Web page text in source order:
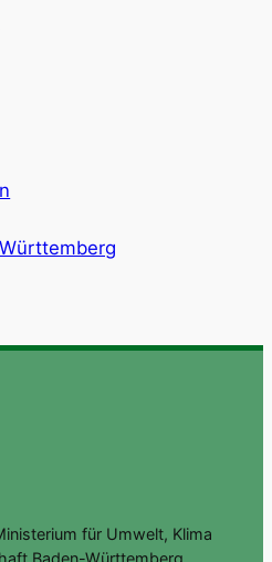
für Umwelt, Klima